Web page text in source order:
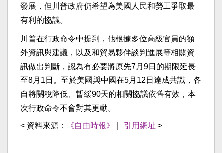
發展，但川普政府仍希望為美國人民和勞工爭取最
有利的協議。
川普在行政命令中提到，他根據多位高級官員的額
外資訊與建議，以及和貿易夥伴談判進展等相關資
訊做出判斷，認為有必要將原先7月9日的期限延長
至8月1日。至於美國與中國在5月12日達成共識，各
自將關稅降低、暫緩90天的相關協議依舊有效，本
次行政命令不會對其更動。
< 資料來源： 《自由時報》 引用網址 >